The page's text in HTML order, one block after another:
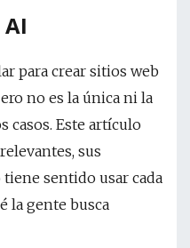
para crear sitios web
no es la única ni la
casos. Este artículo
sus
sentido usar cada
la gente busca